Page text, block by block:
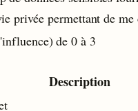
privée permettant de
de 0 à 3
Description